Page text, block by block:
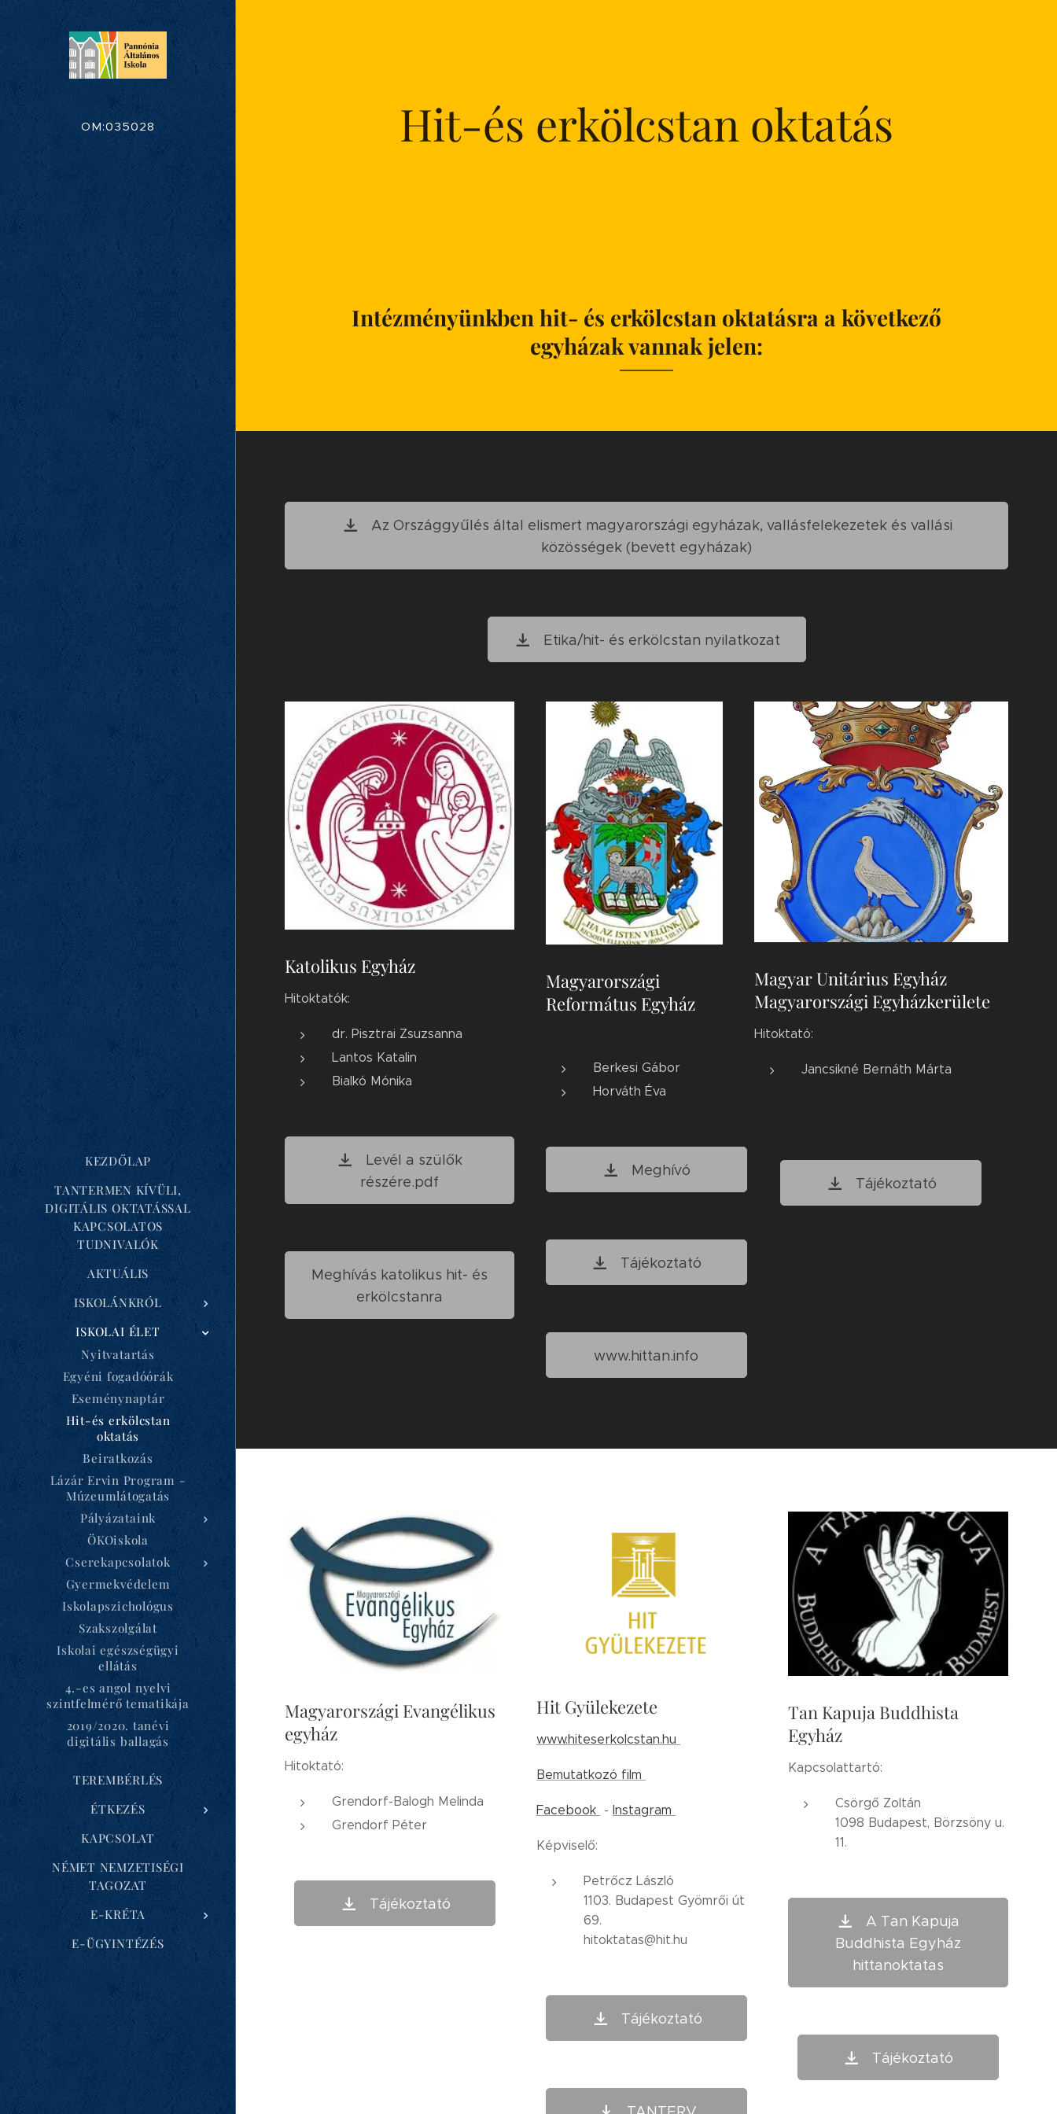
OM:035028
KEZDŐLAP
TANTERMEN KÍVÜLI,
DIGITÁLIS OKTATÁSSAL
KAPCSOLATOS
TUDNIVALÓK
AKTUÁLIS
ISKOLÁNKRÓL
ISKOLAI ÉLET
Nyitvatartás
Egyéni fogadóórák
Eseménynaptár
Hit-és erkölcstan
oktatás
Beiratkozás
Lázár Ervin Program -
Múzeumlátogatás
Pályázataink
ÖKOiskola
Cserekapcsolatok
Gyermekvédelem
Iskolapszichológus
Szakszolgálat
Iskolai egészségügyi
ellátás
4.-es angol nyelvi
szintfelmérő tematikája
2019/2020. tanévi
digitális ballagás
TEREMBÉRLÉS
ÉTKEZÉS
KAPCSOLAT
NÉMET NEMZETISÉGI
TAGOZAT
E-KRÉTA
E-ÜGYINTÉZÉS
Hit-és erkölcstan oktatás
Intézményünkben hit- és erkölcstan oktatásra a következő
egyházak vannak jelen:
Az Országgyűlés által elismert magyarországi egyházak, vallásfelekezetek és vallási
közösségek (bevett egyházak)
Etika/hit- és erkölcstan nyilatkozat
Katolikus Egyház
Hitoktatók:
dr. Pisztrai Zsuzsanna
Lantos Katalin
Bialkó Mónika
Levél a szülők
részére.pdf
Meghívás katolikus hit- és
erkölcstanra
Magyarországi
Református Egyház
Berkesi Gábor
Horváth Éva
Meghívó
Tájékoztató
www.hittan.info
Magyar Unitárius Egyház
Magyarországi Egyházkerülete
Hitoktató:
Jancsikné Bernáth Márta
Tájékoztató
Magyarországi Evangélikus
egyház
Hitoktató:
Grendorf-Balogh Melinda
Grendorf Péter
Tájékoztató
Hit Gyülekezete
www.hiteserkolcstan.hu
Bemutatkozó film
Facebook - Instagram
Képviselő:
Petrőcz László
1103. Budapest Gyömrői út
69.
hitoktatas@hit.hu
Tájékoztató
Tan Kapuja Buddhista
Egyház
Kapcsolattartó:
Csörgő Zoltán
1098 Budapest, Börzsöny u.
11.
A Tan Kapuja
Buddhista Egyház
hittanoktatas
Tájékoztató